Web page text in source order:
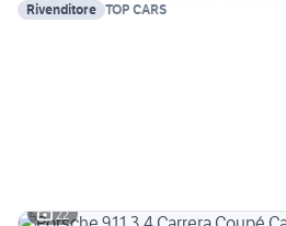
Rivenditore TOP CARS
22